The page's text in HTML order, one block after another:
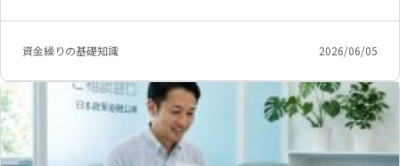
資金繰りの基礎知識 2026/06/05